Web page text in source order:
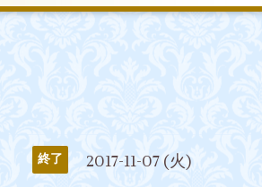
終了 2017-11-07 (火)